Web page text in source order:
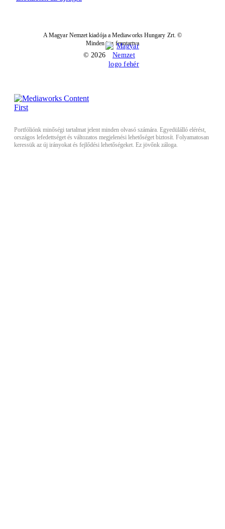
A Magyar Nemzet kiadója a Mediaworks Hungary Zrt. ©
Minden jog fenntartva
© 2026
Portfóliónk minőségi tartalmat jelent minden olvasó számára. Egyedülálló elérést,
országos lefedettséget és változatos megjelenési lehetőséget biztosít. Folyamatosan
keressük az új irányokat és fejlődési lehetőségeket. Ez jövőnk záloga.